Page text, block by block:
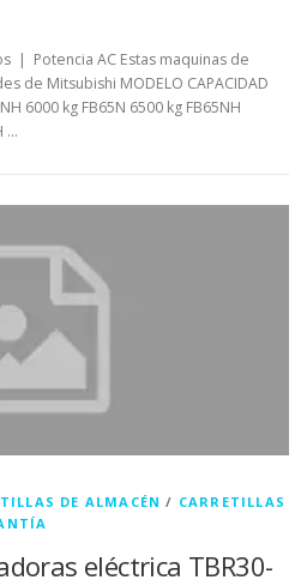
| Potencia AC Estas maquinas de
de Mitsubishi MODELO CAPACIDAD
6000 kg FB65N 6500 kg FB65NH
…
DE ALMACÉN / CARRETILLAS
eléctrica TBR30-